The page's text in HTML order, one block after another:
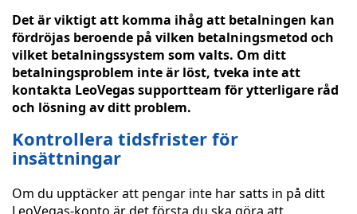
Det är viktigt att komma ihåg att betalningen kan
fördröjas beroende på vilken betalningsmetod och
vilket betalningssystem som valts. Om ditt
betalningsproblem inte är löst, tveka inte att
kontakta LeoVegas supportteam för ytterligare råd
och lösning av ditt problem.
Kontrollera tidsfrister för
insättningar
Om du upptäcker att pengar inte har satts in på ditt